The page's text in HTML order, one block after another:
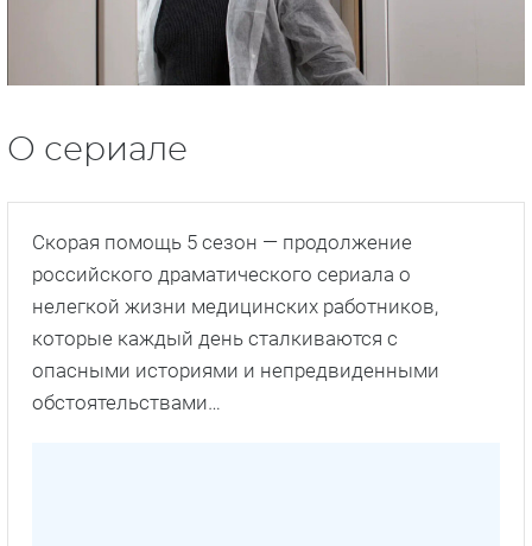
О сериале
Скорая помощь 5 сезон — продолжение
российского драматического сериала о
нелегкой жизни медицинских работников,
которые каждый день сталкиваются с
опасными историями и непредвиденными
обстоятельствами…